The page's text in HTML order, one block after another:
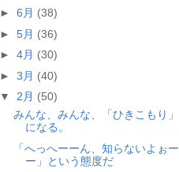
► 6月 (38)
► 5月 (36)
► 4月 (30)
► 3月 (40)
▼ 2月 (50)
みんな、みんな、「ひきこもり」
になる。
「へっへーーん、知らないよぉー
ー」という態度だ